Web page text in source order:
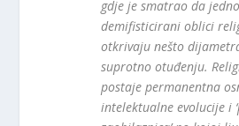
gdje je smatrao da
demifisticirani oblici
otkrivaju nešto
suprotno otuđenju.
postaje permanentna
intelektualne evolucije i